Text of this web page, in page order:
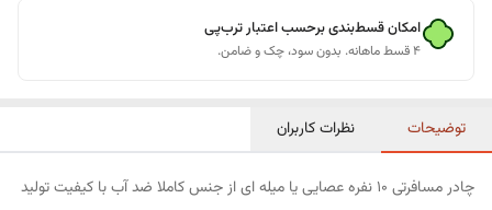
امکان قسط‌بندی برحسب اعتبار ترب‌پی
۴ قسط ماهانه. بدون سود، چک و ضامن.
توضیحات نظرات کاربران
چادر مسافرتی ۱۰ نفره عصایی یا میله ای از جنس کاملا ضد آب با کیفیت تولید